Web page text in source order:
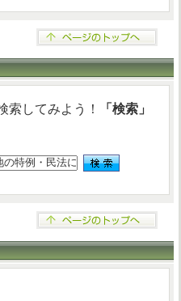
索してみよう！
「検索」